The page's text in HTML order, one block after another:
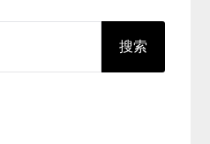
搜索